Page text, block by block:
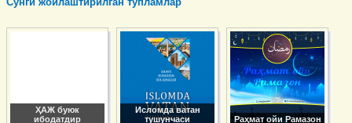
ҲАЖ буюк
ибодатдир
Исломда ватан
тушунчаси
Раҳмат ойи Рамазон